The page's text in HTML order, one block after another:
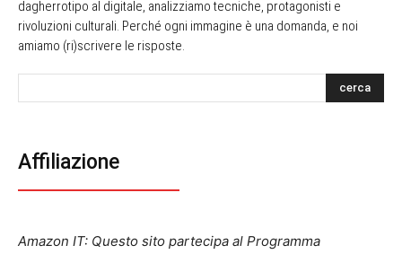
dagherrotipo al digitale, analizziamo tecniche, protagonisti e
rivoluzioni culturali. Perché ogni immagine è una domanda, e noi
amiamo (ri)scrivere le risposte.
cerca
Affiliazione
Amazon IT: Questo sito partecipa al Programma